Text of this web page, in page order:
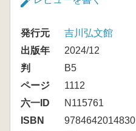
発行元
吉川弘文館
出版年
2024/12
判
B5
ページ
1112
六一ID
N115761
ISBN
9784642014830